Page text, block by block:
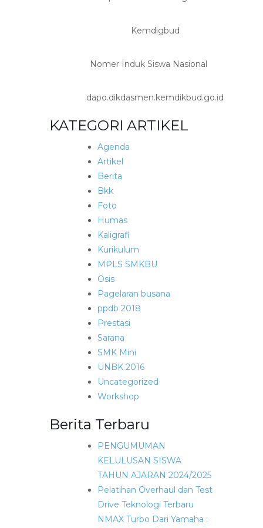
Kemdigbud
Nomer Induk Siswa Nasional
dapo.dikdasmen.kemdikbud.go.id
KATEGORI ARTIKEL
Agenda
Artikel
Berita
Bkk
Foto
Humas
Kaligrafi
Kurikulum
MPLS SMKBU
Osis
Pagelaran busana
ppdb 2018
Prestasi
Sarana
SMK Mini
UNBK 2016
Uncategorized
Workshop
Berita Terbaru
PENGUMUMAN
KELULUSAN SISWA
TAHUN AJARAN 2024/2025
Pelatihan Overhaul dan Test
Drive Teknologi Terbaru
NMAX Turbo Dari Yamaha :